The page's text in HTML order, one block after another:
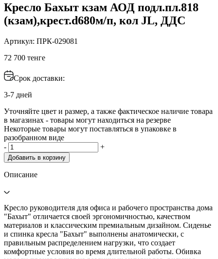
Кресло Бахыт кзам АОД подл.пл.818
(кзам),крест.d680м/п, кол JL, ДДС
Артикул: ПРК-029081
72 700 тенге
Срок доставки:
3-7 дней
Уточняйте цвет и размер, а также фактическое наличие товара
в магазинах - товары могут находиться на резерве
Некоторые товары могут поставляться в упаковке в
разобранном виде
-
+
Добавить в корзину
Описание
Кресло руководителя для офиса и рабочего пространства дома
"Бахыт" отличается своей эргономичностью, качеством
материалов и классическим премиальным дизайном. Сиденье
и спинка кресла "Бахыт" выполнены анатомически, с
правильным распределением нагрузки, что создает
комфортные условия во время длительной работы. Обивка